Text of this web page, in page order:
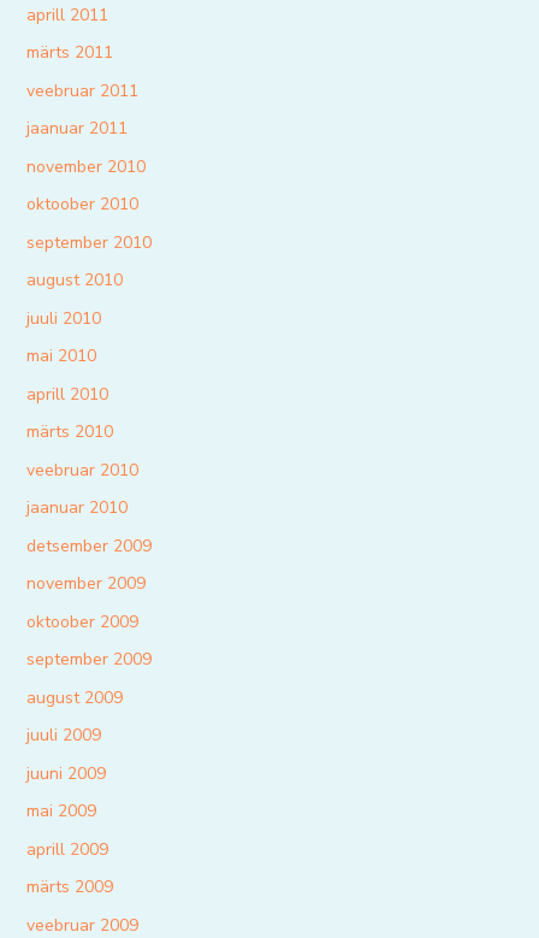
aprill 2011
märts 2011
veebruar 2011
jaanuar 2011
november 2010
oktoober 2010
september 2010
august 2010
juuli 2010
mai 2010
aprill 2010
märts 2010
veebruar 2010
jaanuar 2010
detsember 2009
november 2009
oktoober 2009
september 2009
august 2009
juuli 2009
juuni 2009
mai 2009
aprill 2009
märts 2009
veebruar 2009